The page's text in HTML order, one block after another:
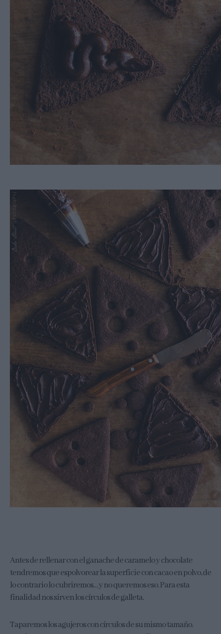
Antes de rellenar con el ganache de caramelo y chocolate
tendremos que espolvorear la superficie con cacao en polvo, de
lo contrario lo cubriremos… y no queremos eso. Para esta
finalidad nos sirven los círculos de galleta.
Taparemos los agujeros con círculos de su mismo tamaño.